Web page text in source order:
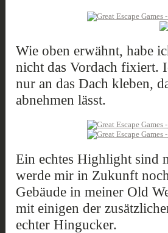
Wie oben erwähnt, habe
nicht das Vordach fixiert.
nur an das Dach kleben,
abnehmen lässt.
Ein echtes Highlight sind
werde mir in Zukunft
Gebäude in meiner Old
mit einigen der
echter Hingucker.